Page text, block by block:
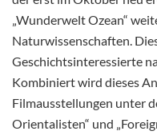
„Wunderwelt Ozean“
Naturwissenschaften.
Geschichtsinteressierte
Kombiniert wird dieses
Filmausstellungen unter
Orientalisten“ und